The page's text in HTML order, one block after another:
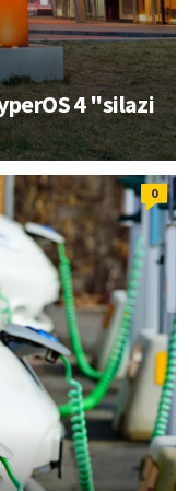
4 "silazi
0